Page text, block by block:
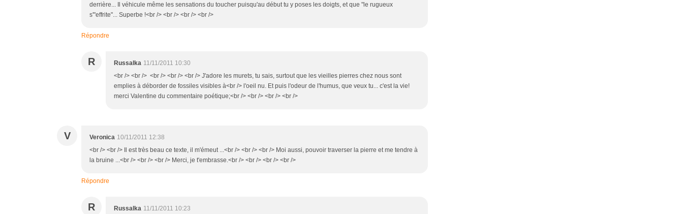
derrière... Il véhicule même les sensations du toucher puisqu'au début tu y poses les doigts, et que "le rugueux
s'"effrite"... Superbe !<br /> <br /> <br /> <br />
Répondre
R Russalka 11/11/2011 10:30
<br /> <br /> <br /> <br /> <br /> J'adore les murets, tu sais, surtout que les vieilles pierres chez nous sont
emplies à déborder de fossiles visibles à<br /> l'oeil nu. Et puis l'odeur de l'humus, que veux tu... c'est la vie!
merci Valentine du commentaire poétique;<br /> <br /> <br /> <br />
V Veronica 10/11/2011 12:38
<br /> <br /> Il est très beau ce texte, il m'émeut ...<br /> <br /> <br /> Moi aussi, pouvoir traverser la pierre et me tendre à
la bruine ...<br /> <br /> <br /> Merci, je t'embrasse.<br /> <br /> <br /> <br />
Répondre
R Russalka 11/11/2011 10:23